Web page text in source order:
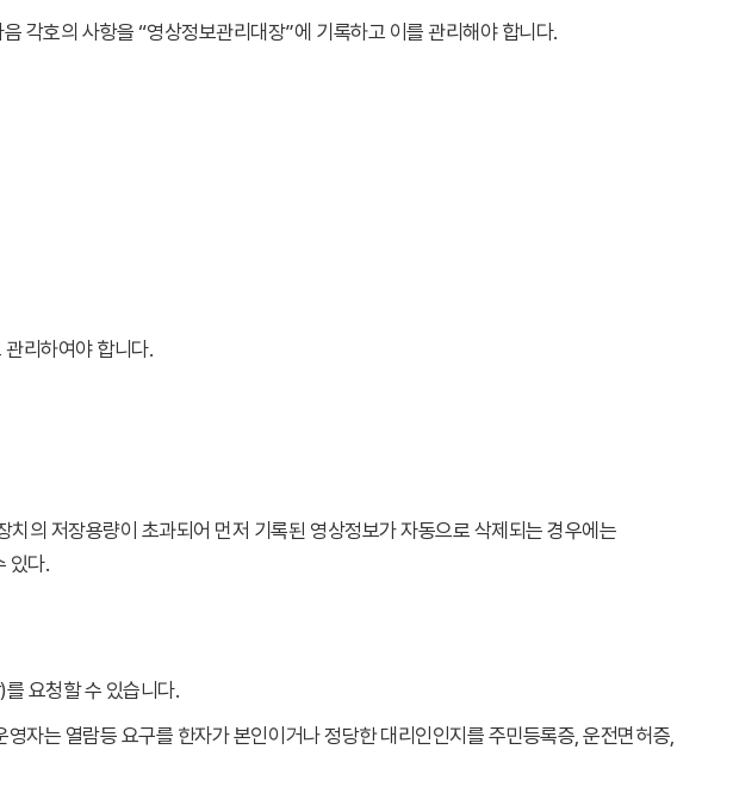
각호의 사항을 “영상정보관리대장”에 기록하고 이를 관리해야 합니다.
리하여야 합니다.
의 저장용량이 초과되어 먼저 기록된 영상정보가 자동으로 삭제되는 경우에는
있다.
요청할 수 있습니다.
자는 열람등 요구를 한자가 본인이거나 정당한 대리인인지를 주민등록증, 운전면허증,